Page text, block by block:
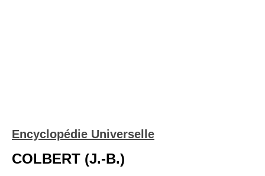
Encyclopédie Universelle
COLBERT (J.-B.)